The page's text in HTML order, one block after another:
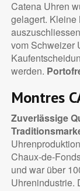
Catena Uhren
gelagert. Kleine
vom Schweizer
werden.
Montres
Zuverlässige
Chaux-de-
und war über
Uhrenindustrie.